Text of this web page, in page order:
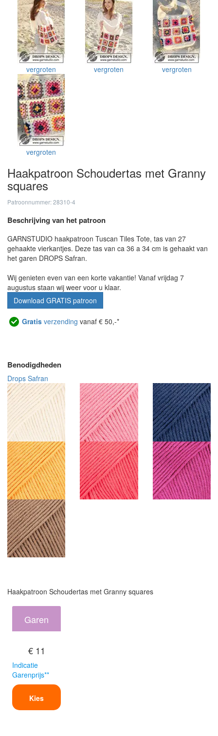
vergroten vergroten vergroten
vergroten
Haakpatroon Schoudertas met Granny
squares
Patroonnummer: 28310-4
Beschrijving van het patroon
GARNSTUDIO haakpatroon Tuscan Tiles Tote, tas van 27
gehaakte vierkantjes. Deze tas van ca 36 a 34 cm is gehaakt van
het garen DROPS Safran.
Wij genieten even van een korte vakantie! Vanaf vrijdag 7
augustus staan wij weer voor u klaar.
Download GRATIS patroon
Gratis verzending vanaf € 50,-*
Benodigdheden
Drops Safran
Haakpatroon Schoudertas met Granny squares
Garen
€ 11
Indicatie
Garenprijs**
Kies